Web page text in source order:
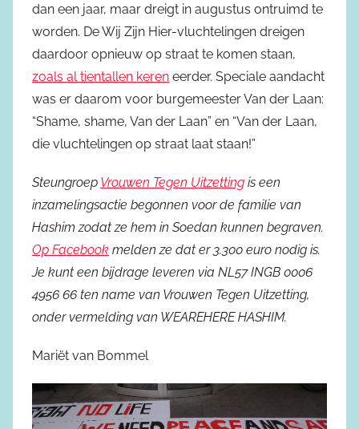
dan een jaar, maar dreigt in augustus ontruimd te
worden. De Wij Zijn Hier-vluchtelingen dreigen
daardoor opnieuw op straat te komen staan,
zoals al tientallen keren eerder. Speciale aandacht
was er daarom voor burgemeester Van der Laan:
“Shame, shame, Van der Laan” en “Van der Laan,
die vluchtelingen op straat laat staan!”
Steungroep Vrouwen Tegen Uitzetting is een
inzamelingsactie begonnen voor de familie van
Hashim zodat ze hem in Soedan kunnen begraven.
Op Facebook melden ze dat er 3.300 euro nodig is.
Je kunt een bijdrage leveren via NL57 INGB 0006
4956 66 ten name van Vrouwen Tegen Uitzetting,
onder vermelding van WEAREHERE HASHIM.
Mariët van Bommel